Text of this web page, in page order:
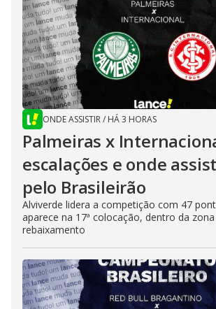
ONDE ASSISTIR/ HÁ 3 HORAS
Palmeiras x
escalações e onde
pelo Brasileirão
Alviverde lidera a competição com 47
aparece na 17ª colocação, dentro da
rebaixamento